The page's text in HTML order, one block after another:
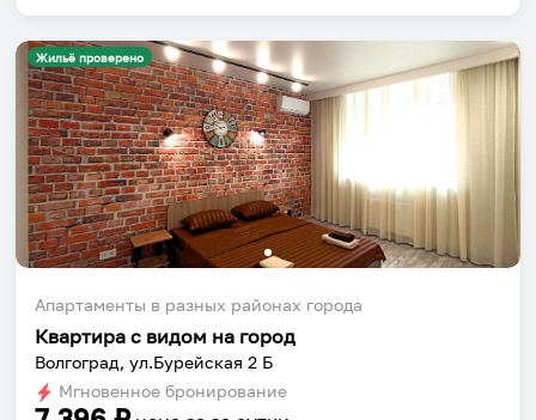
Жильё проверено
Апартаменты в разных районах города
Квартира с видом на город
Волгоград, ул.Бурейская 2 Б
Мгновенное бронирование